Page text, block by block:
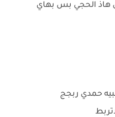
هاذ الحجي بس بهاي
حمدي ربجج